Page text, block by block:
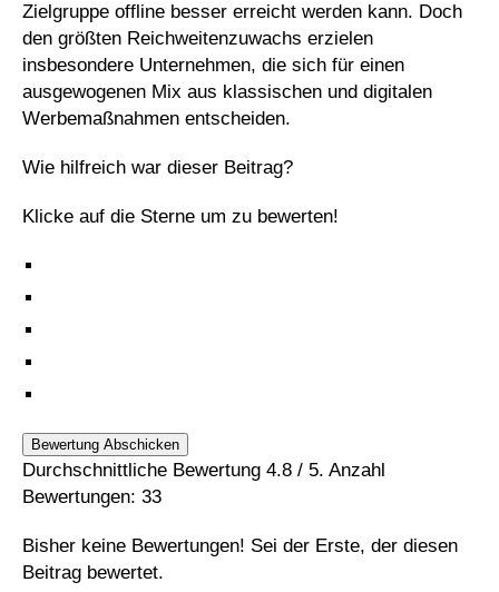
Zielgruppe offline besser erreicht werden kann. Doch
den größten Reichweitenzuwachs erzielen
insbesondere Unternehmen, die sich für einen
ausgewogenen Mix aus klassischen und digitalen
Werbemaßnahmen entscheiden.
Wie hilfreich war dieser Beitrag?
Klicke auf die Sterne um zu bewerten!
Bewertung Abschicken
Durchschnittliche Bewertung 4.8 / 5. Anzahl
Bewertungen: 33
Bisher keine Bewertungen! Sei der Erste, der diesen
Beitrag bewertet.